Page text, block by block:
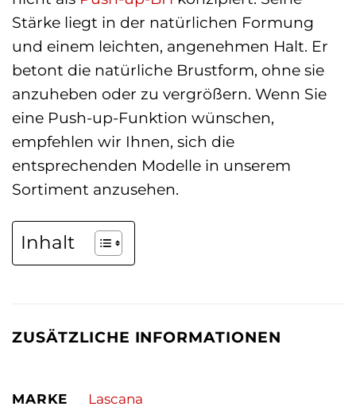
Stärke liegt in der natürlichen Formung
und einem leichten, angenehmen Halt. Er
betont die natürliche Brustform, ohne sie
anzuheben oder zu vergrößern. Wenn Sie
eine Push-up-Funktion wünschen,
empfehlen wir Ihnen, sich die
entsprechenden Modelle in unserem
Sortiment anzusehen.
Inhalt
ZUSÄTZLICHE INFORMATIONEN
MARKE Lascana